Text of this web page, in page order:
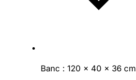
Banc : 120 × 40 × 36 cm